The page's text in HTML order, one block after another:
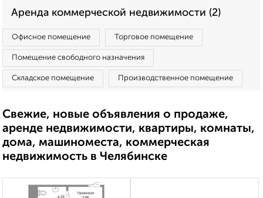
Аренда коммерческой недвижимости (2)
Офисное помещение Торговое помещение
Помещение свободного назначения
Складское помещение Производственное помещение
Свежие, новые объявления о продаже,
аренде недвижимости, квартиры, комнаты,
дома, машиноместа, коммерческая
недвижимость в Челябинске